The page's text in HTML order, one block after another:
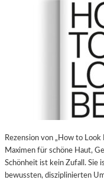
Rezension von „How to
Maximen für schöne Haut,
Schönheit ist kein Zufall. Sie
bewussten, disziplinierten